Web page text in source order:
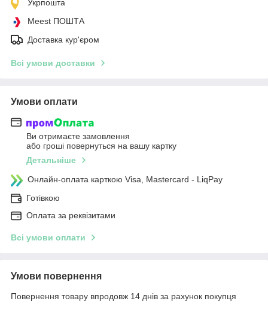
Укрпошта
Meest ПОШТА
Доставка кур'єром
Всі умови доставки
Умови оплати
Ви отримаєте замовлення
або гроші повернуться на вашу картку
Детальніше
Онлайн-оплата карткою Visa, Mastercard - LiqPay
Готівкою
Оплата за реквізитами
Всі умови оплати
Умови повернення
Повернення товару впродовж 14 днів за рахунок покупця